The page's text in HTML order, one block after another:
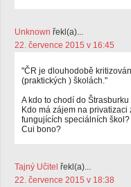
Unknown řekl(a)...
22. července 2015 v 16:45
"ČR je dlouhodobě
(praktických ) školách."
A kdo to chodí do
Kdo má zájem na
fungujících speciálních škol?
Cui bono?
Tajný Učitel řekl(a)...
22. července 2015 v 18:38